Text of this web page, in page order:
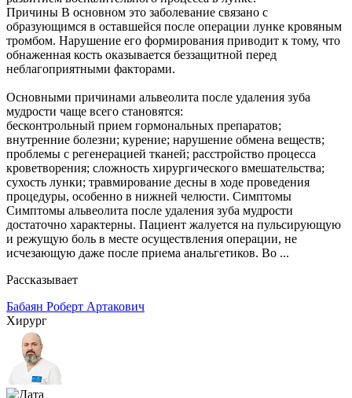
Причины В основном это заболевание связано с
образующимся в оставшейся после операции лунке кровяным
тромбом. Нарушение его формирования приводит к тому, что
обнаженная кость оказывается беззащитной перед
неблагоприятными факторами.
Основными причинами альвеолита после удаления зуба
мудрости чаще всего становятся:
бесконтрольный прием гормональных препаратов;
внутренние болезни; курение; нарушение обмена веществ;
проблемы с регенерацией тканей; расстройство процесса
кроветворения; сложность хирургического вмешательства;
сухость лунки; травмирование десны в ходе проведения
процедуры, особенно в нижней челюсти. Симптомы
Симптомы альвеолита после удаления зуба мудрости
достаточно характерны. Пациент жалуется на пульсирующую
и режущую боль в месте осуществления операции, не
исчезающую даже после приема анальгетиков. Во ...
Рассказывает
Бабаян Роберт Артакович
Хирург